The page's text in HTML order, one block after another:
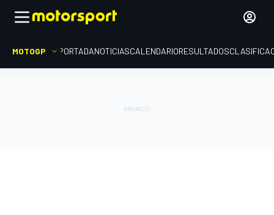
MOTOGP PORTADANOTICIASCALENDARIORESULTADOS